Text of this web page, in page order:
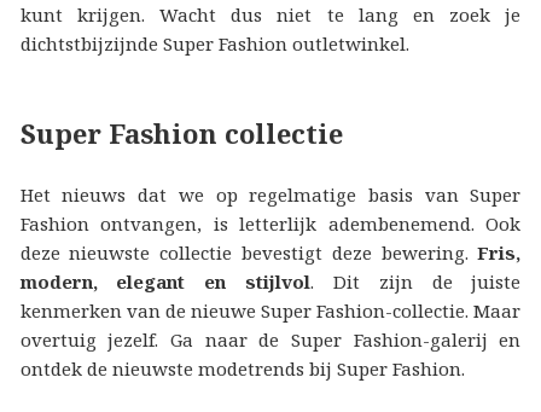
kunt krijgen. Wacht dus niet te lang en zoek je
dichtstbijzijnde Super Fashion outletwinkel.
Super Fashion collectie
Het nieuws dat we op regelmatige basis van Super
Fashion ontvangen, is letterlijk adembenemend. Ook
deze nieuwste collectie bevestigt deze bewering.Fris,
modern, elegant en stijlvol. Dit zijn de juiste
kenmerken van de nieuwe Super Fashion-collectie. Maar
overtuig jezelf. Ga naar de Super Fashion-galerij en
ontdek de nieuwste modetrends bij Super Fashion.